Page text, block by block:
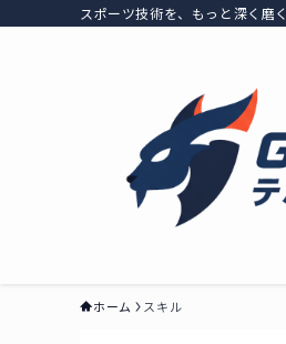
スポーツ技術を、もっと深く磨く
ホーム スキル